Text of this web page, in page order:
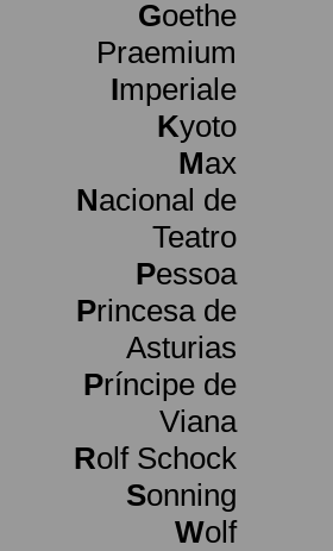
Goethe
Praemium
Imperiale
Kyoto
Max
Nacional de
Teatro
Pessoa
Princesa de
Asturias
Príncipe de
Viana
Rolf Schock
Sonning
Wolf